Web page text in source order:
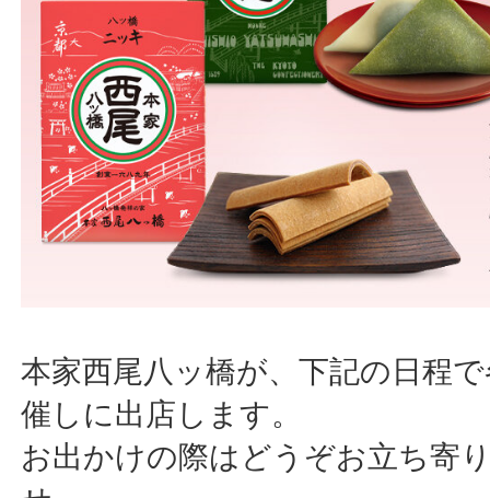
本家西尾八ッ橋が、下記の日程
催しに出店します。
お出かけの際はどうぞお立ち寄